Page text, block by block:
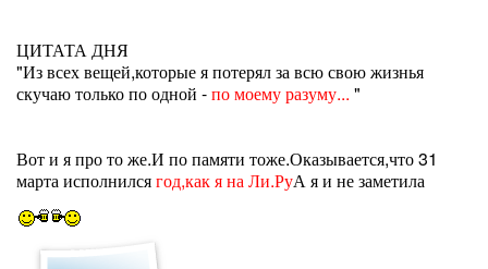
ЦИТАТА ДНЯ
"Из всех вещей,которые я потерял за всю свою жизнья
скучаю только по одной -по моему разуму... "
Вот и я про то же.И по памяти тоже.Оказывается,что 31
марта исполнилсягод,как я на Ли.РуА я и не заметила